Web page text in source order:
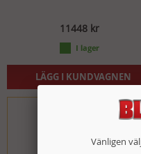
11448 kr
LÄGG I KUNDVAGNEN
Vänligen